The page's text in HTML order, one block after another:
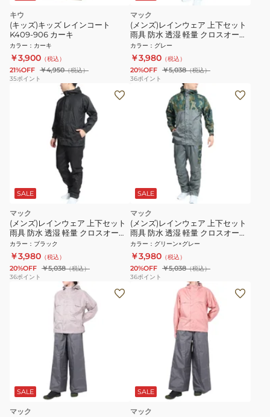
キウ
(キッズ)キッズ レインコート
K409-906 カーキ
カラー ： カーキ
￥3,900 （税込）
21%OFF ￥4,950（税込）
35ポイント
マック
(メンズ)レインウェア 上下セット
雨具 防水 透湿 軽量 クロスオーバ
ーレインスーツ AS-8510 GRN グ
リーン
カラー ： グレー
￥3,980 （税込）
20%OFF ￥5,038（税込）
36ポイント
SALE
マック
(メンズ)レインウェア 上下セット
雨具 防水 透湿 軽量 クロスオーバ
ーレインスーツ AS-8510
カラー ： ブラック
￥3,980 （税込）
20%OFF ￥5,038（税込）
36ポイント
SALE
マック
(メンズ)レインウェア 上下セット
雨具 防水 透湿 軽量 クロスオーバ
ーレインスーツ AS-8510 GR グレ
ー
カラー ： グリーン×グレー
￥3,980 （税込）
20%OFF ￥5,038（税込）
36ポイント
SALE
マック
SALE
マック